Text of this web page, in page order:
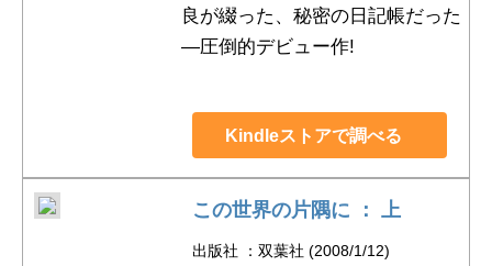
良が綴った、秘密の日記帳だった
―圧倒的デビュー作!
Kindleストアで調べる
この世界の片隅に ： 上
出版社 ：双葉社 (2008/1/12)